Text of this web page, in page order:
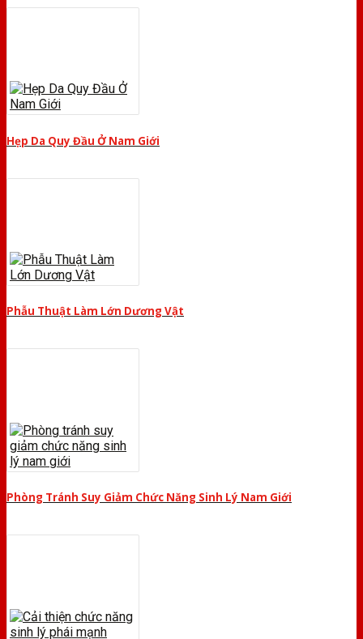
Hẹp Da Quy Đầu Ở Nam Giới
Phẫu Thuật Làm Lớn Dương Vật
Phòng Tránh Suy Giảm Chức Năng Sinh Lý Nam Giới